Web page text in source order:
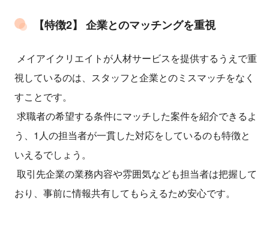
【特徴2】 企業とのマッチングを重視
メイアイクリエイトが人材サービスを提供するうえで重
視しているのは、スタッフと企業とのミスマッチをなく
すことです。
求職者の希望する条件にマッチした案件を紹介できるよ
う、1人の担当者が一貫した対応をしているのも特徴と
いえるでしょう。
取引先企業の業務内容や雰囲気なども担当者は把握して
おり、事前に情報共有してもらえるため安心です。